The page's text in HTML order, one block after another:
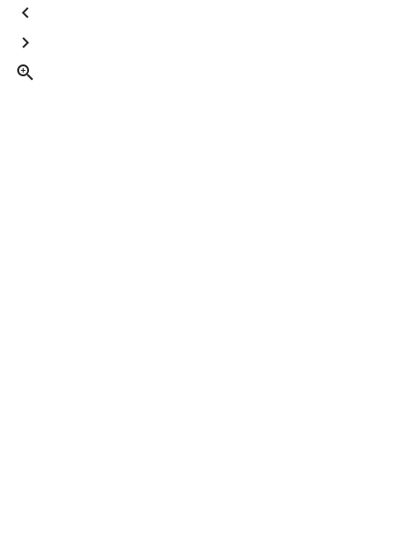


